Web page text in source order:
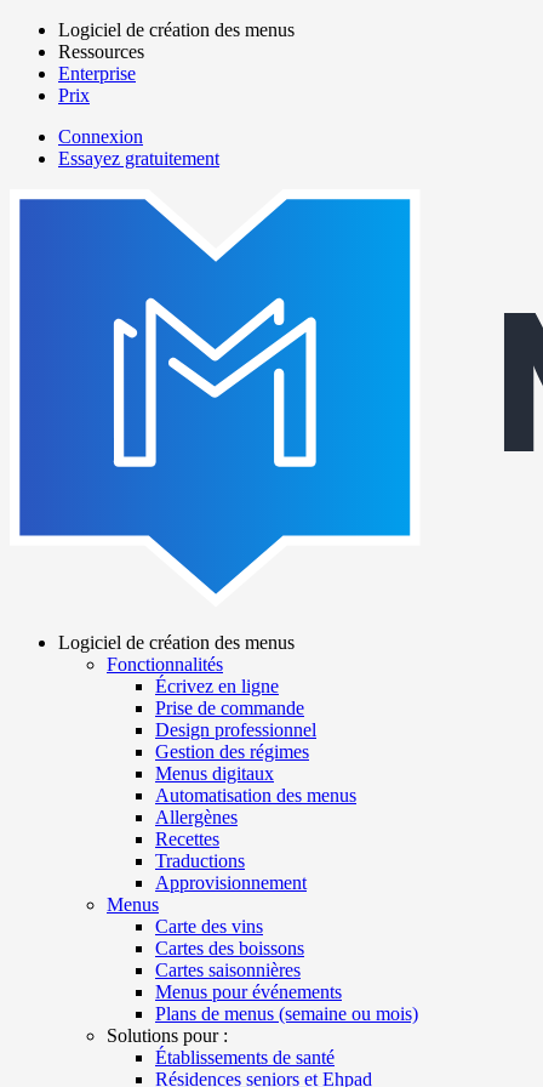
Aller
contenu
principal
Main
navigation
Logiciel de création des menus
Ressources
Enterprise
Prix
menutech
navigation
Connexion
Essayez gratuitement
navigation
Logiciel de création des menus
Fonctionnalités
Écrivez en ligne
Prise de commande
Design professionnel
Gestion des régimes
Menus digitaux
Automatisation des menus
Allergènes
Recettes
Traductions
Approvisionnement
Menus
Carte des vins
Cartes des boissons
Cartes saisonnières
Menus pour événements
Plans de menus (semaine ou mois)
Solutions pour :
Établissements de santé
Résidences seniors et Ehpad